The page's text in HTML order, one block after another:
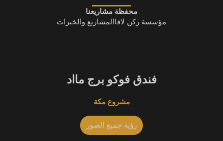
محفظة مشاريعنا
مؤسسة ركن لافاالمشاريع والخبرات
فندق فوكو برج مااد
مشروع مكة
رؤية جميع الصور